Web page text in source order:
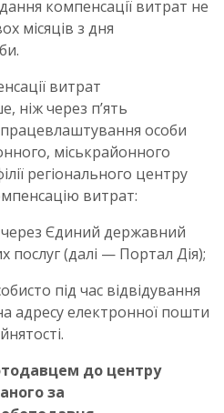
компенсації витрат не
місяців з дня
витрат
ніж через п’ять
працевлаштування особи
міськрайонного
регіонального центру
витрат:
Єдиний державний
послуг (далі — Портал Дія);
під час відвідування
адресу електронної пошти
до центру
за